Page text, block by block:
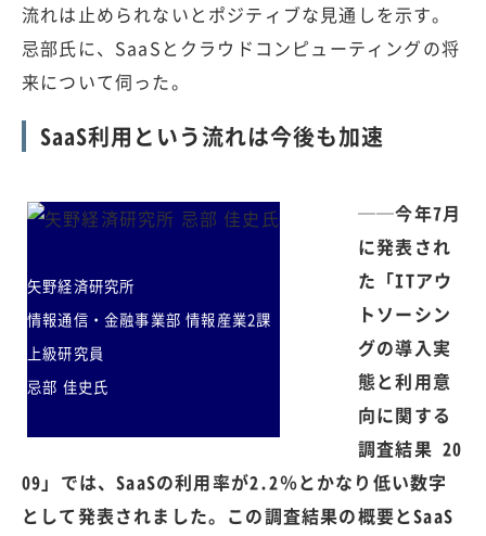
流れは止められないとポジティブな見通しを示す。
忌部氏に、SaaSとクラウドコンピューティングの将
来について伺った。
SaaS利用という流れは今後も加速
矢野経済研究所
情報通信・金融事業部 情報産業2課
上級研究員
忌部 佳史氏
──今年7月
に発表され
た「ITアウ
トソーシン
グの導入実
態と利用意
向に関する
調査結果 20
09」では、SaaSの利用率が2.2％とかなり低い数字
として発表されました。この調査結果の概要とSaaS